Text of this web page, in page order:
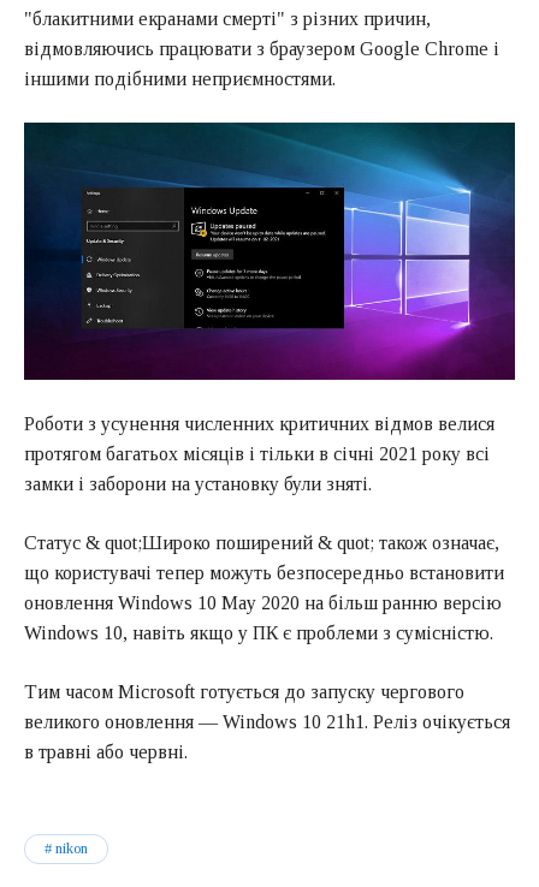
"блакитними екранами смерті" з різних причин,
відмовляючись працювати з браузером Google Chrome і
іншими подібними неприємностями.
Роботи з усунення численних критичних відмов велися
протягом багатьох місяців і тільки в січні 2021 року всі
замки і заборони на установку були зняті.
Статус & quot;Широко поширений & quot; також означає,
що користувачі тепер можуть безпосередньо встановити
оновлення Windows 10 May 2020 на більш ранню версію
Windows 10, навіть якщо у ПК є проблеми з сумісністю.
Тим часом Microsoft готується до запуску чергового
великого оновлення — Windows 10 21h1. Реліз очікується
в травні або червні.
nikon